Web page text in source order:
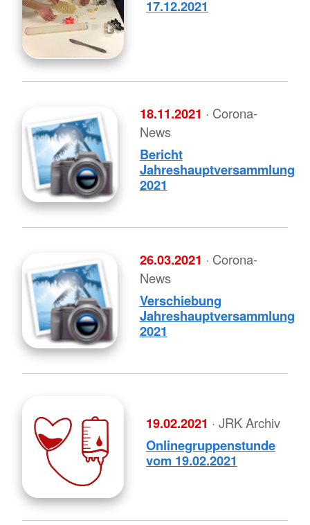
17.12.2021
18.11.2021 · Corona-
News
Bericht
Jahreshauptversammlung
2021
26.03.2021 · Corona-
News
Verschiebung
Jahreshauptversammlung
2021
19.02.2021 · JRK Archiv
Onlinegruppenstunde
vom 19.02.2021